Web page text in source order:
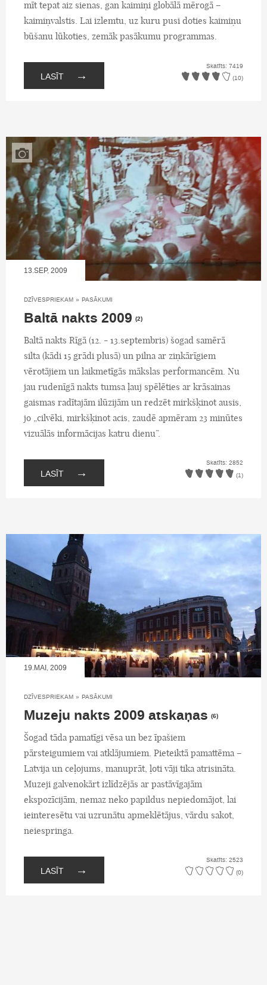
mīt tepat aiz sienas, gan kaimiņi globālā mērogā –
kaimiņvalstis. Lai izlemtu, uz kuru pusi doties kaimiņu
būšanu lūkoties, zemāk pasākumu programmas.
LASĪT →
Skatīts: 7419
(10)
13.SEP, 2009
DZĪVESPRIEKAM » PASĀKUMI
Baltā nakts 2009 (2)
Baltā nakts Rīgā (12. - 13.septembris) šogad samērā
silta (kādi 15 grādi plusā) un pilna ar ziņkārīgiem
vērotājiem un laikmetīgās mākslas performancēm. Nu
jau rudenīgā nakts tumsa ļauj spēlēties ar krāsainas
gaismas radītajām ilūzijām un redzēt mirkšķinot ausis,
jo „cilvēki, mirkšķinot acis, zaudē apmēram 23 minūtes
vizuālās informācijas katru dienu”.
LASĪT →
Skatīts: 2852
(1)
19.MAI, 2009
DZĪVESPRIEKAM » PASĀKUMI
Muzeju nakts 2009 atskaņas (6)
Šogad tāda pamatīgi vēsa un bez īpašiem
pārsteigumiem vai atklājumiem. Pieteiktā pamattēma –
Latvija un ceļojums, manuprāt, ļoti vāji tika atrisināta.
Muzeji galvenokārt izlīdzējās ar pastāvīgajām
ekspozīcijām, nemaz neko papildus nepiedomājot, lai
ieinteresētu vai uzrunātu apmeklētājus, vārdu sakot,
neiespringa.
LASĪT →
Skatīts: 2523
(0)